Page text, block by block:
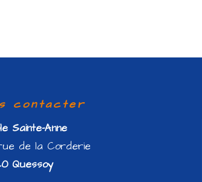
contacter
Sainte-Anne
de la Corderie
Quessoy